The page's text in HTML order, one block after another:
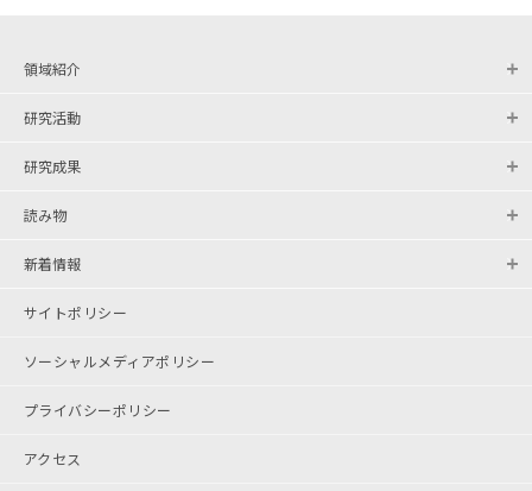
領域紹介
研究活動
研究成果
読み物
新着情報
サイトポリシー
ソーシャルメディアポリシー
プライバシーポリシー
アクセス